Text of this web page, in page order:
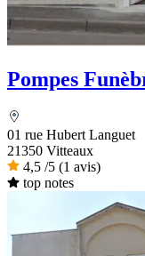
Pompes
01 rue Hubert Languet
21350 Vitteaux
4,5 /5 (1 avis)
top notes